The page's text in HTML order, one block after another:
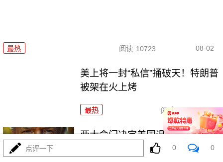
最热 阅读 10723 08-02
美上将一封“私信”捅破天！特朗普
被架在火上烤
最热 阅读 9407
两大命门决定美国退无可退，伊
点评一下 0 0